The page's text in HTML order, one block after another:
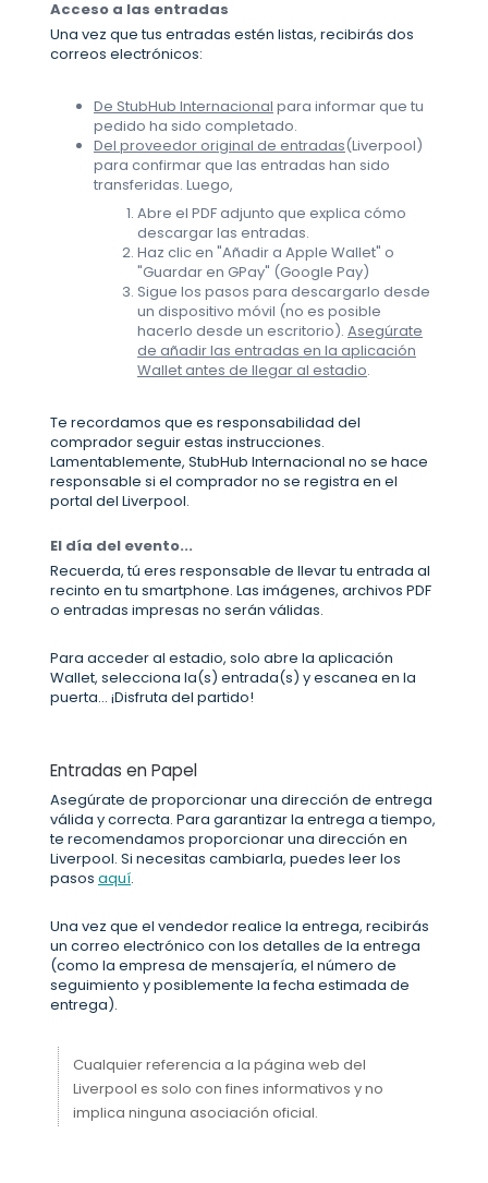
Acceso a las entradas
Una vez que tus entradas estén listas, recibirás dos
correos electrónicos:
De StubHub Internacional para informar que tu
pedido ha sido completado.
Del proveedor original de entradas(Liverpool)
para confirmar que las entradas han sido
transferidas. Luego,
Abre el PDF adjunto que explica cómo
descargar las entradas.
Haz clic en "Añadir a Apple Wallet" o
"Guardar en GPay" (Google Pay)
Sigue los pasos para descargarlo desde
un dispositivo móvil (no es posible
hacerlo desde un escritorio). Asegúrate
de añadir las entradas en la aplicación
Wallet antes de llegar al estadio.
Te recordamos que es responsabilidad del
comprador seguir estas instrucciones.
Lamentablemente, StubHub Internacional no se hace
responsable si el comprador no se registra en el
portal del Liverpool.
El día del evento...
Recuerda, tú eres responsable de llevar tu entrada al
recinto en tu smartphone. Las imágenes, archivos PDF
o entradas impresas no serán válidas.
Para acceder al estadio, solo abre la aplicación
Wallet, selecciona la(s) entrada(s) y escanea en la
puerta... ¡Disfruta del partido!
Entradas en Papel
Asegúrate de proporcionar una dirección de entrega
válida y correcta. Para garantizar la entrega a tiempo,
te recomendamos proporcionar una dirección en
Liverpool. Si necesitas cambiarla, puedes leer los
pasos aquí.
Una vez que el vendedor realice la entrega, recibirás
un correo electrónico con los detalles de la entrega
(como la empresa de mensajería, el número de
seguimiento y posiblemente la fecha estimada de
entrega).
Cualquier referencia a la página web del
Liverpool es solo con fines informativos y no
implica ninguna asociación oficial.